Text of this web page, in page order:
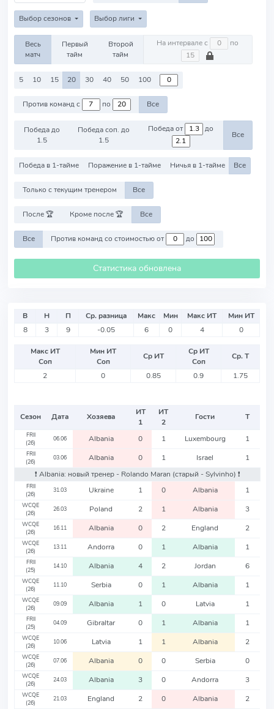
Выбор сезонов Выбор лиги
Весь
матч
Первый
тайм
Второй
тайм
На интервале с по
5 10 15 20 30 40 50 100
Против команд с по Все
Победа до
1.5
Победа соп. до
1.5
Победа от до
Все
Победа в 1-тайме Поражение в 1-тайме Ничья в 1-тайме Все
Только с текущим тренером Все
После 🏆 Кроме после 🏆 Все
Все Против команд со стоимостью от до
Статистика обновлена
В Н П Ср. разница Макс Мин Макс ИТ
Мин ИТ
8
3 9 -0.05 6 0 4 0
Макс ИТ
Соп
Мин ИТ
Соп
Ср ИТ
Ср ИТ
Соп
Ср. Т
2
0 0.85 0.9 1.75
Сезон Дата Хозяева
ИТ
1
ИТ
2
Гости Т
FRII
(26)
06.06 Albania 0 1 Luxembourg 1
FRII
(26)
03.06 Albania 0 1 Israel
1
❗️ Albania: новый тренер - Rolando Maran (старый - Sylvinho) ❗️
FRII
(26)
31.03 Ukraine 1 0 Albania 1
WCQE
(26)
26.03 Poland 2 1 Albania 3
WCQE
(26)
16.11 Albania 0 2 England 2
WCQE
(26)
13.11 Andorra 0 1 Albania 1
FRII
(25)
14.10 Albania 4 2 Jordan 6
WCQE
(26)
11.10 Serbia 0 1 Albania 1
WCQE
(26)
09.09 Albania 1 0 Latvia 1
FRII
(25)
04.09 Gibraltar 0 1 Albania 1
WCQE
(26)
10.06 Latvia 1 1 Albania 2
WCQE
(26)
07.06 Albania 0 0 Serbia 0
WCQE
(26)
24.03 Albania 3 0 Andorra 3
WCQE
(26)
21.03 England 2 0 Albania 2